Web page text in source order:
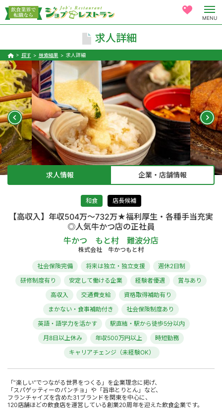
MENU
求人詳細
探す 検索結果 求人詳細
求人情報 企業・店舗情報
和食 店長候補
【高収入】年収504万～732万★福利厚生・各種手当充実
◎人気牛かつ店の正社員
牛かつ もと村 難波分店
株式会社 牛かつもと村
社会保険完備 将来は独立・独立支援
週休2日制
研修制度有り
安定して働ける企業 経験者優遇
賞与あり
高収入
交通費支給
資格取得補助有り
まかない・食事補助付き
社会保険制度あり
英語・語学力を活かす
駅直結・駅から徒歩5分以内
月8日以上休み
年収500万円以上
時短勤務
キャリアチェンジ（未経験OK）
「”楽しい”でつながる世界をつくる」を企業理念に掲げ、
「スパゲッティーのパンチョ」や「旨串とりとん」など、
フランチャイズを含めた31ブランドを関東を中心に、
120店舗ほどの飲食店を運営している創業20周年を迎えた飲食企業です。